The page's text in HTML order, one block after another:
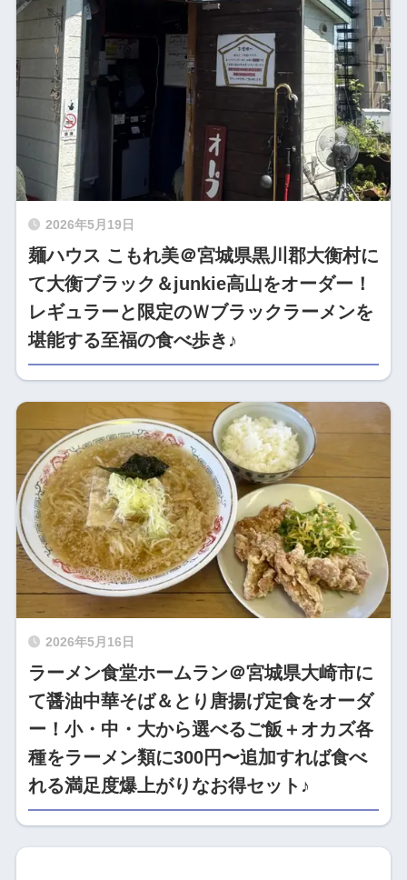
2026年5月19日
麺ハウス こもれ美＠宮城県黒川郡大衡村に
て大衡ブラック＆junkie高山をオーダー！
レギュラーと限定のＷブラックラーメンを
堪能する至福の食べ歩き♪
2026年5月16日
ラーメン食堂ホームラン＠宮城県大崎市に
て醤油中華そば＆とり唐揚げ定食をオーダ
ー！小・中・大から選べるご飯＋オカズ各
種をラーメン類に300円〜追加すれば食べ
れる満足度爆上がりなお得セット♪